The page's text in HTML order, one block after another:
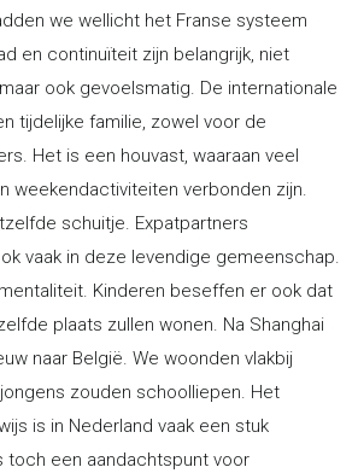
we wellicht het Franse systeem
en continuïteit zijn belangrijk, niet
ook gevoelsmatig. De internationale
tijdelijke familie, zowel voor de
Het is een houvast, waaraan veel
weekendactiviteiten verbonden zijn.
schuitje. Expatpartners
vaak in deze levendige gemeenschap.
Kinderen beseffen er ook dat
plaats zullen wonen. Na Shanghai
naar België. We woonden vlakbij
zouden schoolliepen. Het
is in Nederland vaak een stuk
toch een aandachtspunt voor